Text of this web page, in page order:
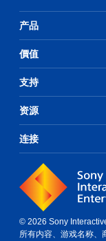
产品
價值
支持
资源
连接
© 2026 Sony
所有内容、游戏名称、